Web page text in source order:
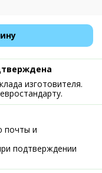
изготовителя.
почты и
подтверждении